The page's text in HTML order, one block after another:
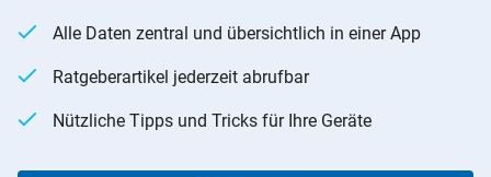
Alle Daten zentral und übersichtlich in einer App
Ratgeberartikel jederzeit abrufbar
Nützliche Tipps und Tricks für Ihre Geräte